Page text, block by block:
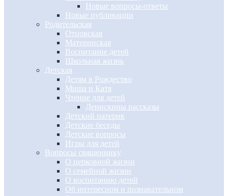
Новые вопросы-ответы
Новые публикации
Родительская
Отцовская
Материнская
Воспитание детей
Школьная жизнь
Детская
Детям в Рождество
Миша и Катя
Чтение для детей
Денискины рассказы
Детский патерик
Детские беседы
Детские вопросы
Игры для детей
Вопросы священнику
О церковной жизни
О семейной жизни
О воспитанию детей
Об интересном и познавательном